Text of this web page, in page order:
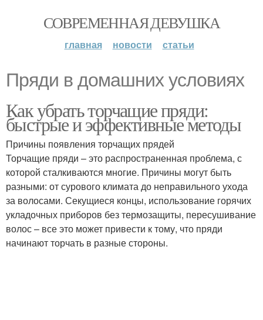
СОВРЕМЕННАЯ ДЕВУШКА
главная новости статьи
Пряди в домашних условиях
Как убрать торчащие пряди:
быстрые и эффективные методы
Причины появления торчащих прядей
Торчащие пряди – это распространенная проблема, с
которой сталкиваются многие. Причины могут быть
разными: от сурового климата до неправильного ухода
за волосами. Секущиеся концы, использование горячих
укладочных приборов без термозащиты, пересушивание
волос – все это может привести к тому, что пряди
начинают торчать в разные стороны.